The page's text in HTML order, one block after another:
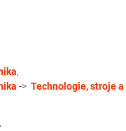
,
-> Technologie, stroje